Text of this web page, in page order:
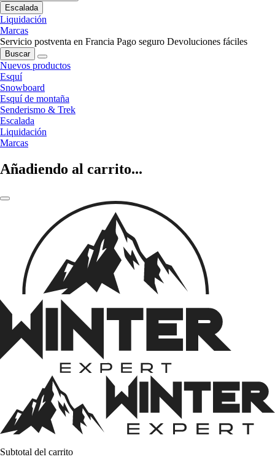
Escalada
Liquidación
Marcas
Servicio postventa en Francia Pago seguro Devoluciones fáciles
Buscar
Nuevos productos
Esquí
Snowboard
Esquí de montaña
Senderismo & Trek
Escalada
Liquidación
Marcas
Añadiendo al carrito...
Subtotal del carrito